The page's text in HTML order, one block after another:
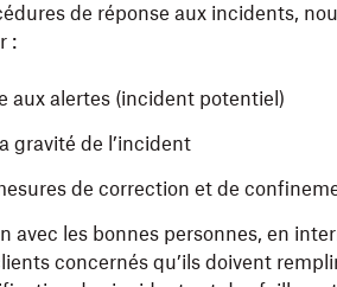
de réponse aux incidents,
:
aux alertes (incident potentiel)
gravité de l’incident
de correction et de
avec les bonnes personnes, en
concernés qu’ils doivent